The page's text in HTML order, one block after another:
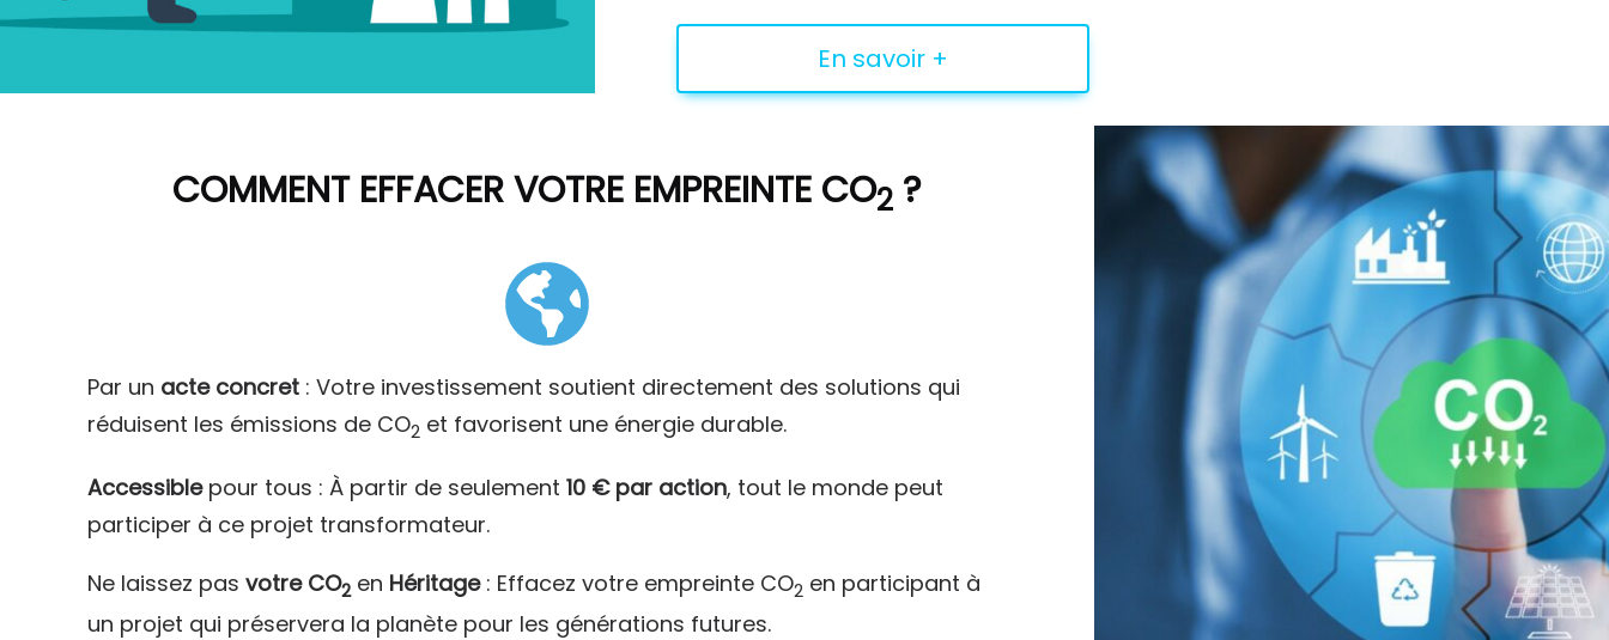
En savoir +
COMMENT EFFACER VOTRE EMPREINTE CO2 ?
Par un acte concret : Votre investissement soutient directement des solutions qui
réduisent les émissions de CO2 et favorisent une énergie durable.
Accessiblepour tous : À partir de seulement10 € par action, tout le monde peut
participer à ce projet transformateur.
Ne laissez pasvotre CO2 en Héritage: Effacez votre empreinte CO2 en participant à
un projet qui préservera la planète pour les générations futures.